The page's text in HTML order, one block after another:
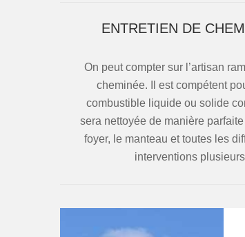
ENTRETIEN DE
On peut compter sur l’artisan
cheminée. Il est compétent
combustible liquide ou solide
sera nettoyée de manière
foyer, le manteau et toutes les
interventions